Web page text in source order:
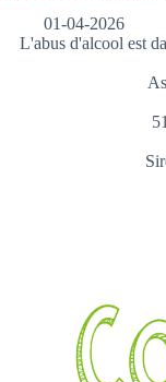
01-04-2026
L'abus d'alcool est